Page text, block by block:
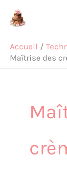
Accueil
Maîtrise des
Rechercher